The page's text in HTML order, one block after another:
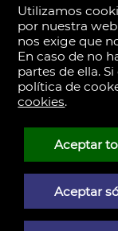
Rasolenia
15003
España
Aviso Legal
Política de
Utilizamos
por nuestra
nos exige que
En caso de no
partes de ella.
política de
cookies.
Aceptar
Aceptar